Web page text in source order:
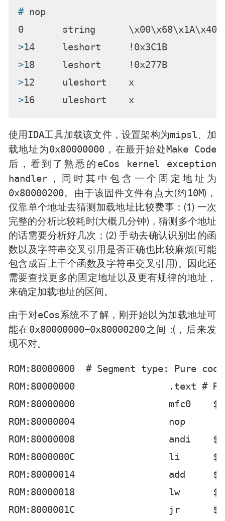
# nop
>14     leshort     !0x3C1B
>18     leshort     !0x277B
>12     uleshort    x
>16     uleshort    x
使用 IDA工具加载该文件，设置架构为mipsl、加
载地址为0x80000000，在最开始处Make Code
后，看到了熟悉的 eCos kernel exception
handler，同时其中包含一个固定地址为
0x80000200。由于该固件文件有点大(约 10M)，
仅靠单个地址去猜测加载地址比较费事：(1) 一次
完整的分析比较耗时(大概几分钟)，猜测多个地址
的话需要分析好几次；(2) 手动去确认识别出的函
数以及字符串交叉引用是否正确也比较麻烦(可能
包含成百上千个函数及字符串交叉引用)。因此还
需要查找更多的固定地址以及更有规律的地址，
来确定加载地址的区间。
由于对eCos系统不了解，刚开始以为加载地址可
能在 0x80000000~0x80000200 之间 :(，后来发
现不对。
ROM:80000000  # Segment type: Pure code
ROM:80000000                 .text #
ROM:80000000                 mfc0
ROM:80000004                 nop
ROM:80000008                 andi
ROM:8000000C                 li      $k1,
ROM:80000014                 add
ROM:80000018                 lw
ROM:8000001C                 jr